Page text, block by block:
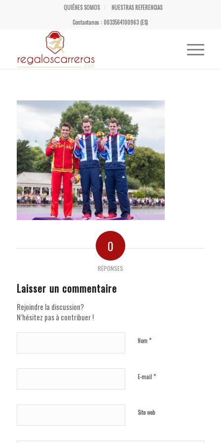
QUIÉNES SOMOS
NUESTRAS REFERENCIAS
Contactanos : 0033564100963 (ES)
0
RÉPONSES
Laisser un commentaire
Rejoindre la discussion?
N’hésitez pas à contribuer !
Nom*
E-mail*
Site web